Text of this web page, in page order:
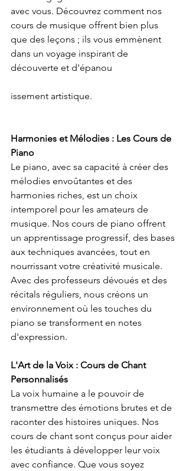
avec vous. Découvrez comment nos
cours de musique offrent bien plus
que des leçons ; ils vous emmènent
dans un voyage inspirant de
découverte et d'épanou
issement artistique.
Harmonies et Mélodies : Les Cours de
Piano
Le piano, avec sa capacité à créer des
mélodies envoûtantes et des
harmonies riches, est un choix
intemporel pour les amateurs de
musique. Nos cours de piano offrent
un apprentissage progressif, des bases
aux techniques avancées, tout en
nourrissant votre créativité musicale.
Avec des professeurs dévoués et des
récitals réguliers, nous créons un
environnement où les touches du
piano se transforment en notes
d'expression.
L'Art de la Voix : Cours de Chant
Personnalisés
La voix humaine a le pouvoir de
transmettre des émotions brutes et de
raconter des histoires uniques. Nos
cours de chant sont conçus pour aider
les étudiants à développer leur voix
avec confiance. Que vous soyez